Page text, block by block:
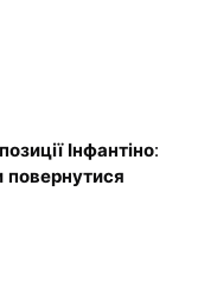
Інфантіно:
повернутися